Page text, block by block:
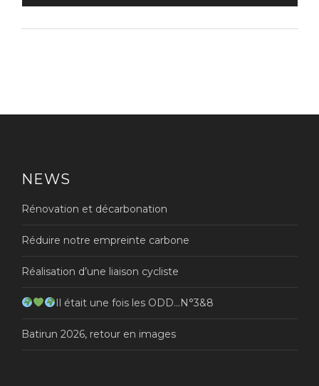
NEWS
Rénovation et décarbonation
Réduire notre empreinte carbone
Réalisation d’une liaison cycliste
Il était une fois les ODD…N°3&8
Batirun 2026, retour en images